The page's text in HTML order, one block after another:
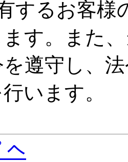
するお客様
す。また
遵守し、
います。
へ